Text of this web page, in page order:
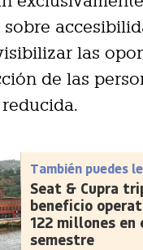
las
de las
También puedes
Seat & Cupra
beneficio
122 millones en
semestre